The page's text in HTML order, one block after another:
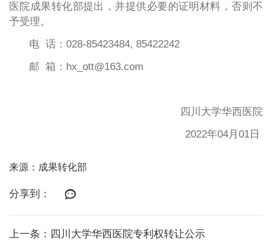
医院成果转化部提出，并提供必要的证明材料，否则不
予受理。
电 话：028-85423484, 85422242
邮 箱：hx_ott@163.com
四川大学华西医院
2022年04月01日
来源：成果转化部
分享到：
上一条：四川大学华西医院专利权转让公示